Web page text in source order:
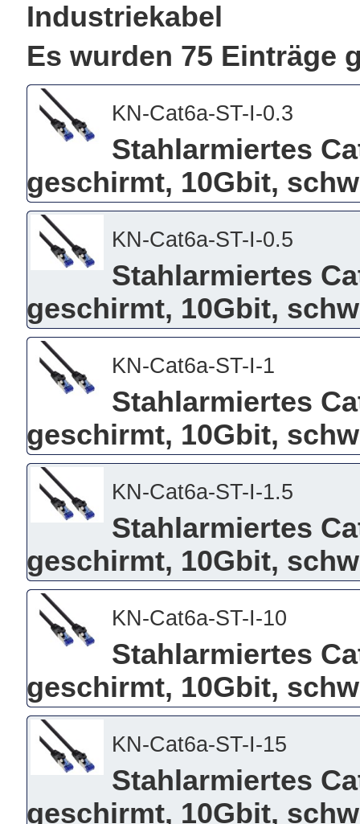
Industriekabel
Es wurden 75 Einträge
KN-Cat6a-ST-I-0.3
Stahlarmiertes
geschirmt, 10Gbit,
KN-Cat6a-ST-I-0.5
Stahlarmiertes
geschirmt, 10Gbit,
KN-Cat6a-ST-I-1
Stahlarmiertes
geschirmt, 10Gbit,
KN-Cat6a-ST-I-1.5
Stahlarmiertes
geschirmt, 10Gbit,
KN-Cat6a-ST-I-10
Stahlarmiertes
geschirmt, 10Gbit,
KN-Cat6a-ST-I-15
Stahlarmiertes
geschirmt, 10Gbit,